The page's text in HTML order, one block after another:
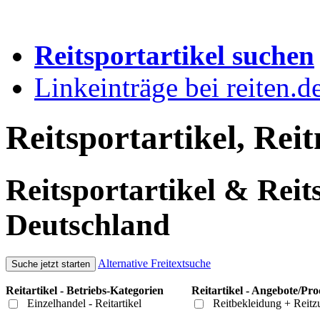
Reitsportartikel suchen
Linkeinträge bei
Reitsportartikel,
Reitsportartikel &
Deutschland
Alternative Freitextsuche
Reitartikel - Betriebs-Kategorien
Einzelhandel - Reitartikel
Reitartikel - Angebote/
Reitbekleidung +